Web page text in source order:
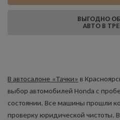
ВЫГОДНО
АВТО В
В автосалоне «Тачки» в
выбор автомобилей Honda с
состоянии. Все машины прошли
проверку юридической чистоты.